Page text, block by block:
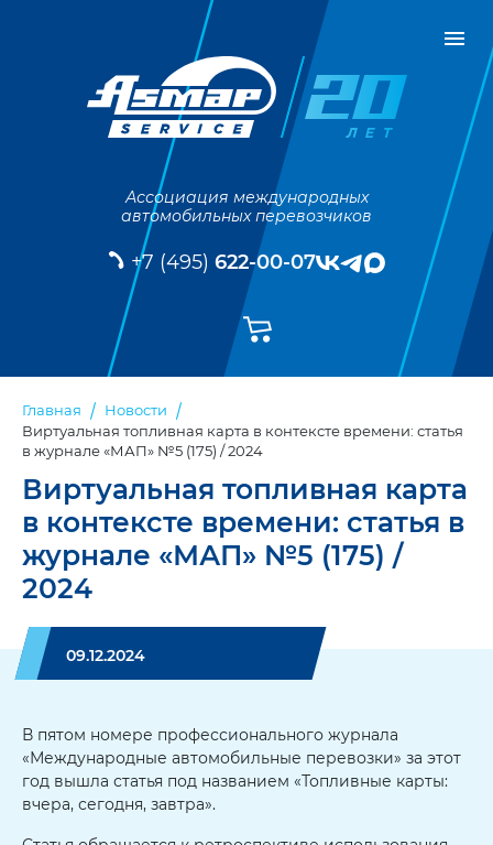
Ассоциация международных
автомобильных перевозчиков
+7 (495) 622-00-07
Главная
Новости
Виртуальная топливная карта в контексте времени: статья
в журнале «МАП» №5 (175) / 2024
Виртуальная топливная карта
в контексте времени: статья в
журнале «МАП» №5 (175) /
2024
09.12.2024
В пятом номере профессионального журнала
«Международные автомобильные перевозки» за этот
год вышла статья под названием «Топливные карты:
вчера, сегодня, завтра».